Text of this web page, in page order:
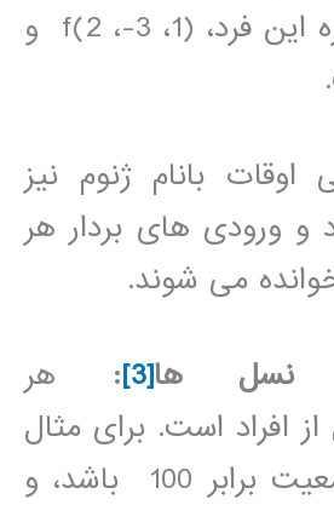
فرد است و نمره این فرد، (1، 3-، 2)f و
بانام ژنوم نیز
و ورودی های بردار هر
می شوند.
نسل ها[3]
: هر
افراد است. برای مثال
، اگر تعداد جمعیت برابر 100 باشد، و